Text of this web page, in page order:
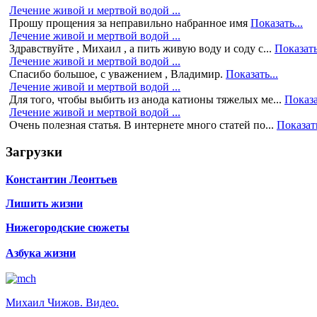
Лечение живой и мертвой водой ...
Прошу прощения за неправильно набранное имя Показать...
Лечение живой и мертвой водой ...
Здравствуйте , Михаил , а пить живую воду и соду с...
Лечение живой и мертвой водой ...
Спасибо большое, с уважением , Владимир. Показать...
Лечение живой и мертвой водой ...
Для того, чтобы выбить из анода катионы тяжелых ме...
Лечение живой и мертвой водой ...
Очень полезная статья. В интернете много статей по...
Загрузки
Константин Леонтьев
Лишить жизни
Нижегородские сюжеты
Азбука жизни
Михаил Чижов. Видео.